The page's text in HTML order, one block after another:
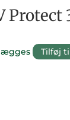
Protect
Tilføj